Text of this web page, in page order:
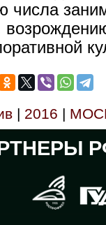
числа
| 2016 |